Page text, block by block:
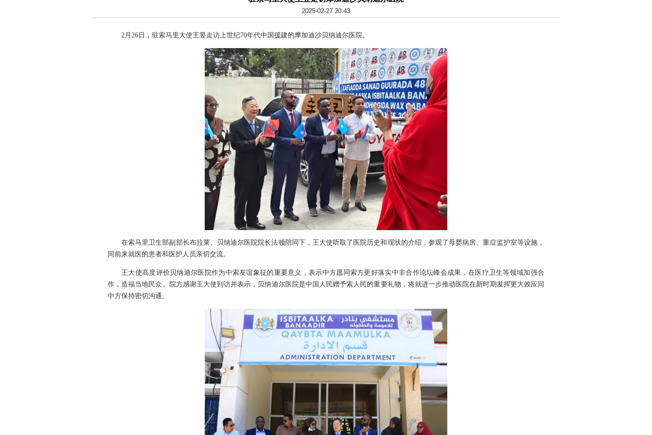
2025-02-27 20:43
2月26日，驻索马里大使王昱走访上世纪70年代中国援建的摩加迪沙贝纳迪尔医院。
在索马里卫生部副部长布拉莱、贝纳迪尔医院院长法顿陪同下，王大使听取了医院历史和现状的介绍，参观了母婴病房、重症监护室等设施，
同前来就医的患者和医护人员亲切交流。
王大使高度评价贝纳迪尔医院作为中索友谊象征的重要意义，表示中方愿同索方更好落实中非合作论坛峰会成果，在医疗卫生等领域加强合
作，造福当地民众。院方感谢王大使到访并表示，贝纳迪尔医院是中国人民赠予索人民的重要礼物，将就进一步推动医院在新时期发挥更大效应同
中方保持密切沟通。